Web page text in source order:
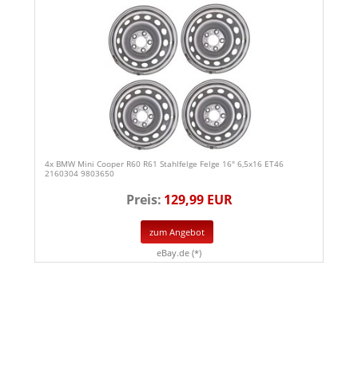
4x BMW Mini Cooper R60 R61 Stahlfelge Felge 16" 6,5x16 ET46
2160304 9803650
Preis: 129,99 EUR
zum Angebot
eBay.de (*)